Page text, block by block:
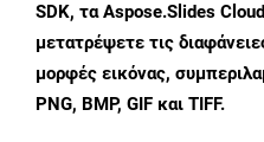
SDK, τα Aspose.Slides
μετατρέψετε τις
μορφές εικόνας,
PNG, BMP, GIF και TIFF.